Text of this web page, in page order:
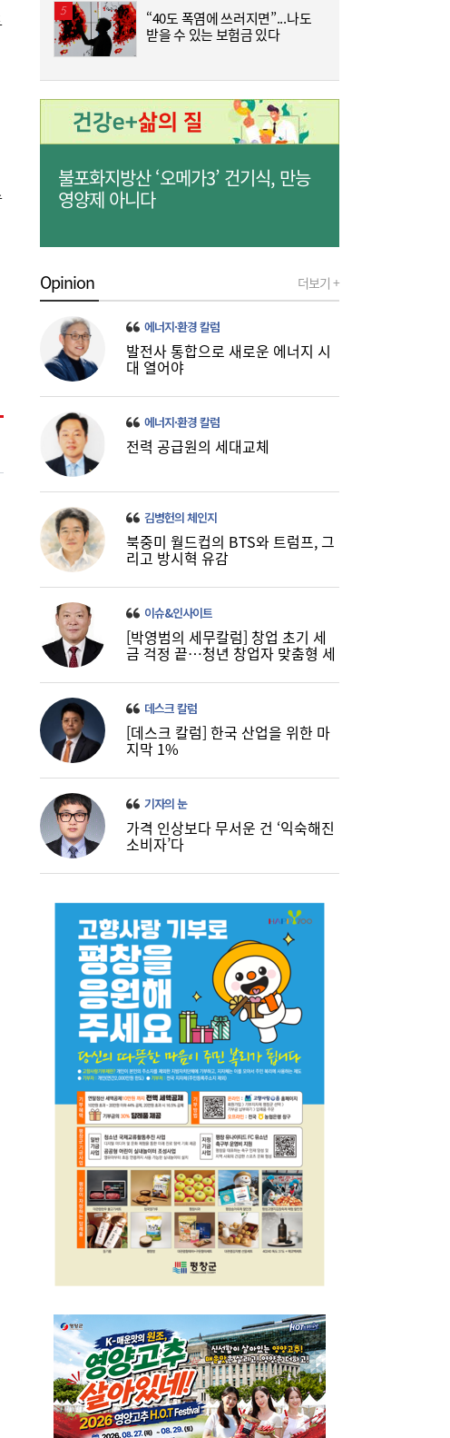
10:19
‘릴레이 흑자 전환’에도 못 웃는 K석화…변수
는 독일 ‘라인강’ 수위
09:51
“1인당 7억 성과급 약속 지켜라”…3500명
규모 ‘SK하이닉스 통합 노조’ 추진
“40도 폭염에 쓰러지면”...나도
받을 수 있는 보험금 있다
불포화지방산 ‘오메가3’ 건기식, 만능
영양제 아니다
Opinion 더보기 +
에너지·환경 칼럼
발전사 통합으로 새로운 에너지 시
대 열어야
에너지·환경 칼럼
전력 공급원의 세대교체
김병헌의 체인지
북중미 월드컵의 BTS와 트럼프, 그
리고 방시혁 유감
이슈&인사이트
[박영범의 세무칼럼] 창업 초기 세
금 걱정 끝…청년 창업자 맞춤형 세
데스크 칼럼
[데스크 칼럼] 한국 산업을 위한 마
지막 1%
기자의 눈
가격 인상보다 무서운 건 ‘익숙해진
소비자’다